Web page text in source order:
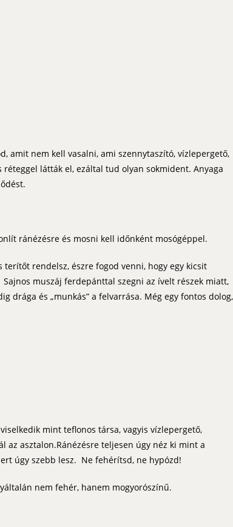
amit nem kell vasalni, ami szennytaszító, vízlepergető,
látták el, ezáltal tud olyan sokmident. Anyaga
ránézésre és mosni kell időnként mosógéppel.
rendelsz, észre fogod venni, hogy egy kicsit
Sajnos muszáj ferdepánttal szegni az ívelt részek miatt,
drága és „munkás” a felvarrása. Még egy fontos dolog,
mint teflonos társa, vagyis vízlepergető,
az asztalon.Ránézésre teljesen úgy néz ki mint a
úgy szebb lesz. Ne fehérítsd, ne hypózd!
nem fehér, hanem mogyorószínű.